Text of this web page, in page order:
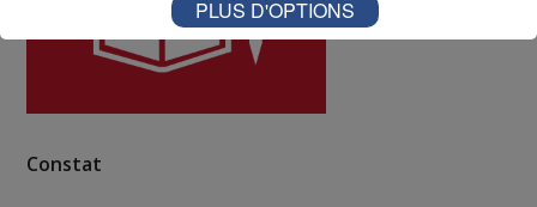
Constat
PLUS D'OPTIONS